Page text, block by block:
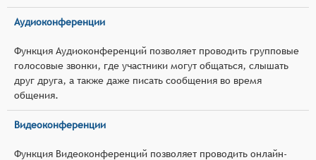
Аудиоконференции
Функция Аудиоконференций позволяет проводить групповые
голосовые звонки, где участники могут общаться, слышать
друг друга, а также даже писать сообщения во время
общения.
Видеоконференции
Функция Видеоконференций позволяет проводить онлайн-